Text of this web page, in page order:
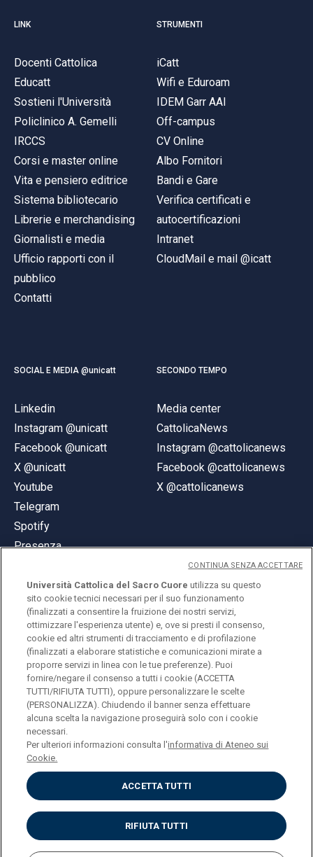
LINK
Docenti Cattolica
Educatt
Sostieni l'Università
Policlinico A. Gemelli
IRCCS
Corsi e master online
Vita e pensiero editrice
Sistema bibliotecario
Librerie e merchandising
Giornalisti e media
Ufficio rapporti con il
pubblico
Contatti
STRUMENTI
iCatt
Wifi e Eduroam
IDEM Garr AAI
Off-campus
CV Online
Albo Fornitori
Bandi e Gare
Verifica certificati e
autocertificazioni
Intranet
CloudMail e mail @icatt
SOCIAL E MEDIA @unicatt
Linkedin
Instagram @unicatt
Facebook @unicatt
X @unicatt
Youtube
Telegram
Spotify
Presenza
SECONDO TEMPO
Media center
CattolicaNews
Instagram @cattolicanews
Facebook @cattolicanews
X @cattolicanews
© Università Cattolica del Sacro Cuore
Largo A. Gemelli 1, 20123 Milano
PI 02133120150
ENGLISH
Privacy
Accessibilità
Cookies
Impostazione Cookies
Università Cattolica del Sacro Cuore utilizza su questo
sito cookie tecnici necessari per il suo funzionamento
(finalizzati a consentire la fruizione dei nostri servizi,
ottimizzare l'esperienza utente) e, ove si presti il consenso,
cookie ed altri strumenti di tracciamento e di profilazione
(finalizzati a elaborare statistiche e comunicazioni mirate a
proporre servizi in linea con le tue preferenze). Puoi
fornire/negare il consenso a tutti i cookie (ACCETTA
TUTTI/RIFIUTA TUTTI), oppure personalizzare le scelte
(PERSONALIZZA). Chiudendo il banner senza effettuare
alcuna scelta la navigazione proseguirà solo con i cookie
necessari.
Per ulteriori informazioni consulta l'informativa di Ateneo sui
Cookie.
ACCETTA TUTTI
RIFIUTA TUTTI
CONTINUA SENZA ACCETTARE